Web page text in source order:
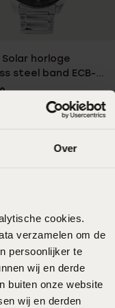
Over
cookies.
verzamelen om de
persoonlijker te
wij en derde
buiten onze website
wij en derden
horloge
steel band ECB-
stainless